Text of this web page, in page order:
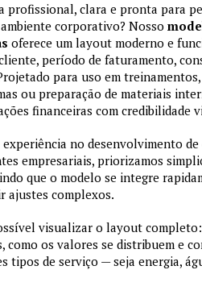
profissional, clara e pronta para
corporativo? Nosso
oferece um layout moderno e
período de faturamento,
para uso em
ou preparação de materiais
financeiras com credibilidade
no desenvolvimento
empresariais, priorizamos
que o modelo se integre
ajustes complexos.
visualizar o layout
como os valores se distribuem e
tipos de serviço — seja energia,